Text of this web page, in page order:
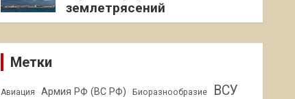
землетрясений
Метки
Авиация Армия РФ (ВС РФ) Биоразнообразие ВСУ